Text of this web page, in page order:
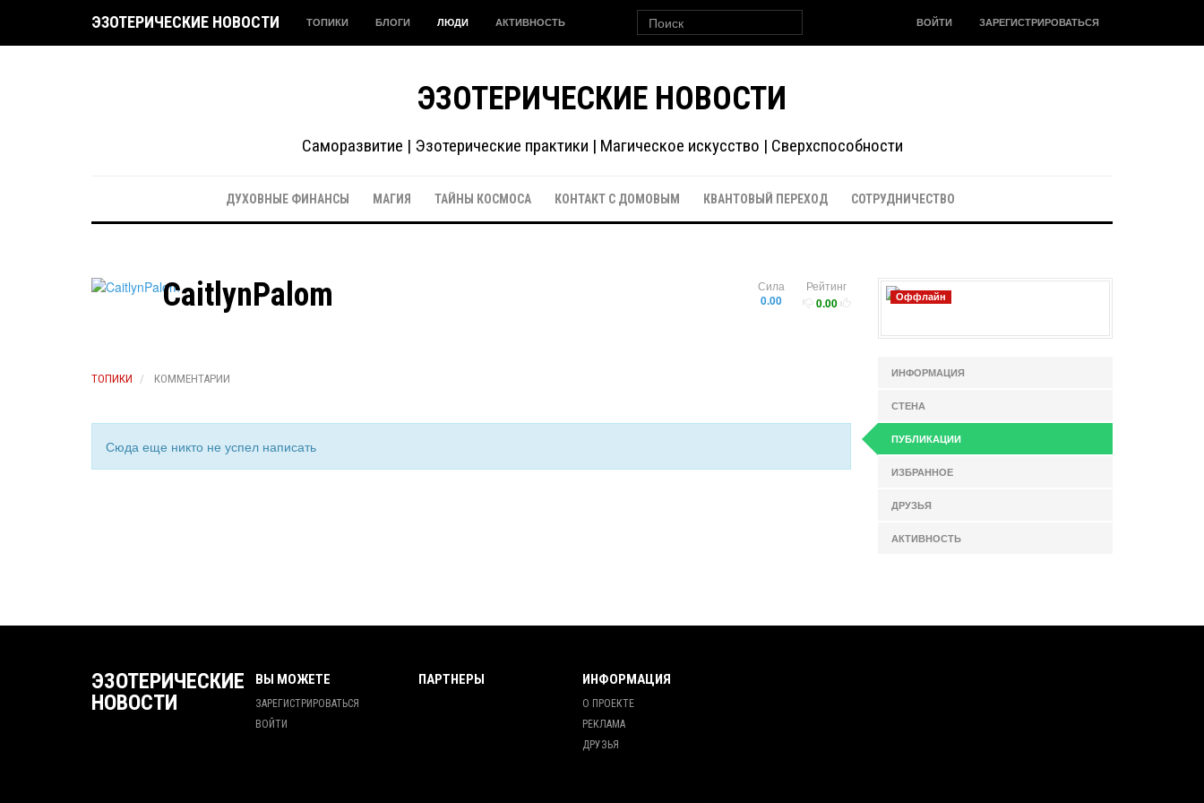
ЭЗОТЕРИЧЕСКИЕ НОВОСТИ ТОПИКИ БЛОГИ ЛЮДИ АКТИВНОСТЬ ВОЙТИ ЗАРЕГИСТРИРОВАТЬСЯ
ЭЗОТЕРИЧЕСКИЕ НОВОСТИ
Саморазвитие | Эзотерические практики | Магическое искусство | Сверхспособности
ДУХОВНЫЕ ФИНАНСЫ МАГИЯ ТАЙНЫ КОСМОСА КОНТАКТ С ДОМОВЫМ КВАНТОВЫЙ ПЕРЕХОД СОТРУДНИЧЕСТВО
Рейтинг
0.00
Сила
0.00
CaitlynPalom
ТОПИКИ КОММЕНТАРИИ
Сюда еще никто не успел написать
Оффлайн
ИНФОРМАЦИЯ
СТЕНА
ПУБЛИКАЦИИ
ИЗБРАННОЕ
ДРУЗЬЯ
АКТИВНОСТЬ
ЭЗОТЕРИЧЕСКИЕ
НОВОСТИ
ВЫ МОЖЕТЕ
ЗАРЕГИСТРИРОВАТЬСЯ
ВОЙТИ
ПАРТНЕРЫ ИНФОРМАЦИЯ
О ПРОЕКТЕ
РЕКЛАМА
ДРУЗЬЯ